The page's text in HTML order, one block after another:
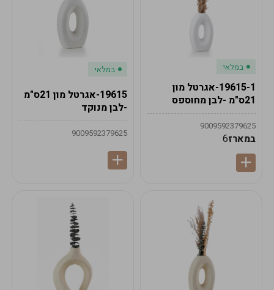
במלאי
19615-1-אגרטל מון
21ס"מ -לבן מחוספס
9009592379625
במארז6
במלאי
19615-אגרטל מון 21ס"מ
-לבן מנוקד
9009592379625